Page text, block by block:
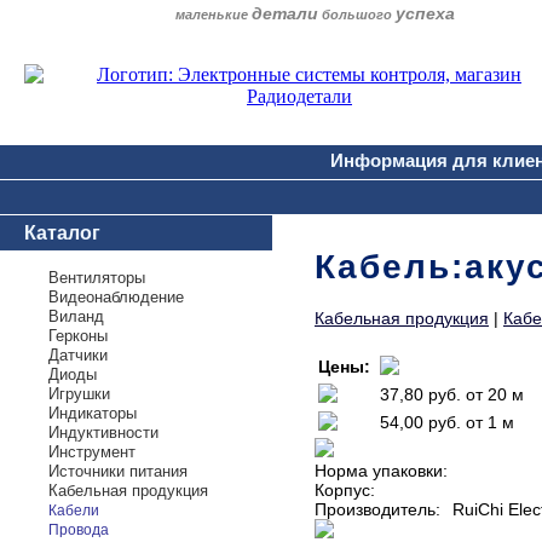
маленькие детали большого успеха
Информация для
Каталог
Вентиляторы
Видеонаблюдение
Виланд
Герконы
Датчики
Диоды
Игрушки
Индикаторы
Индуктивности
Инструмент
Источники питания
Кабельная продукция
Кабели
Провода
Кабельная продукция |
Цены:
37,80 руб. от 20 м
54,00 руб. от 1 м
Норма упаковки:
Корпус:
Производитель:
RuiChi